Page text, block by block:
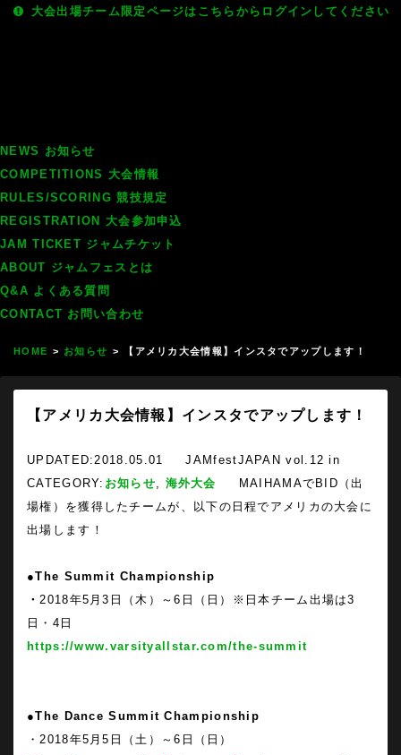
大会出場チーム限定ページはこちらからログインしてください
NEWS お知らせ
COMPETITIONS 大会情報
RULES/SCORING 競技規定
REGISTRATION
大会参加申込
JAM TICKET ジャムチケット
ABOUT ジャムフェスとは
Q&A よくある質問
CONTACT お問い合わせ
HOME > お知らせ > 【アメリカ大会情報】インスタでアップします！
【アメリカ大会情報】インスタでアップします！
UPDATED:2018.05.01
CATEGORY: お知らせ, 海外大会
JAMfestJAPAN vol.12 in
MAIHAMAでBID（出
場権）を獲得したチームが、以下の日程でアメリカの大会に
出場します！
●The Summit Championship
・2018年5月3日（木）～6日（日）※日本チーム出場は3
日・4日
https://www.varsityallstar.com/the-summit
●The Dance Summit Championship
・2018年5月5日（土）～6日（日）